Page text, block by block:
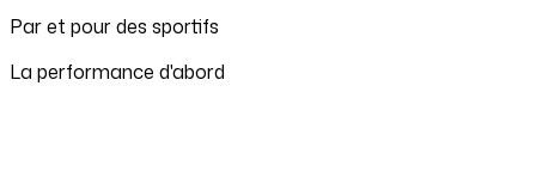
Par et pour des sportifs
La performance d'abord